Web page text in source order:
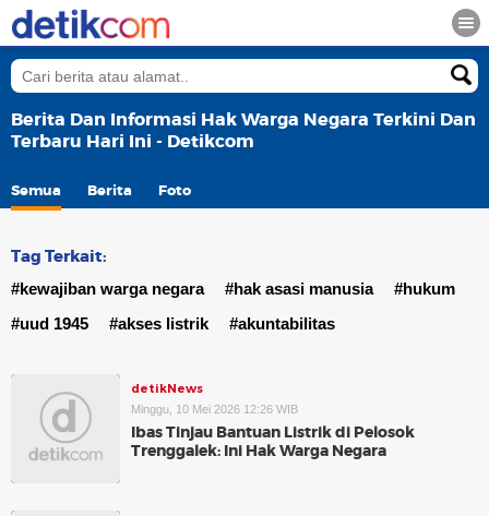
Berita Dan Informasi Hak Warga Negara Terkini Dan
Terbaru Hari Ini - Detikcom
Semua Berita Foto
Tag Terkait:
#kewajiban warga negara #hak asasi manusia
#hukum
#uud 1945
#akses listrik #akuntabilitas
detikNews
Minggu, 10 Mei 2026 12:26 WIB
Ibas Tinjau Bantuan Listrik di Pelosok
Trenggalek: Ini Hak Warga Negara